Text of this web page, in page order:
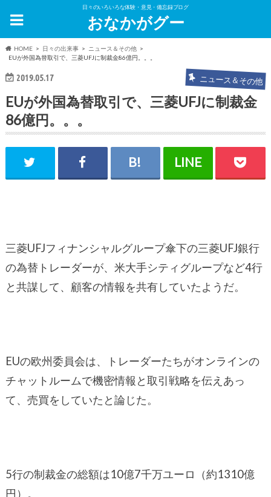
日々のいろいろな体験・意見・備忘録ブログ
おなかがグー
HOME 日々の出来事
ニュース＆その他
EUが外国為替取引で、三菱UFJに制裁金86億円。。。
2019.05.17 ニュース＆その他
EUが外国為替取引で、三菱UFJに制裁金
86億円。。。
三菱UFJフィナンシャルグループ傘下の三菱UFJ銀行
の為替トレーダーが、米大手シティグループなど4行
と共謀して、顧客の情報を共有していたようだ。
EUの欧州委員会は、トレーダーたちがオンラインの
チャットルームで機密情報と取引戦略を伝えあっ
て、売買をしていたと論じた。
5行の制裁金の総額は10億7千万ユーロ（約1310億
円）。